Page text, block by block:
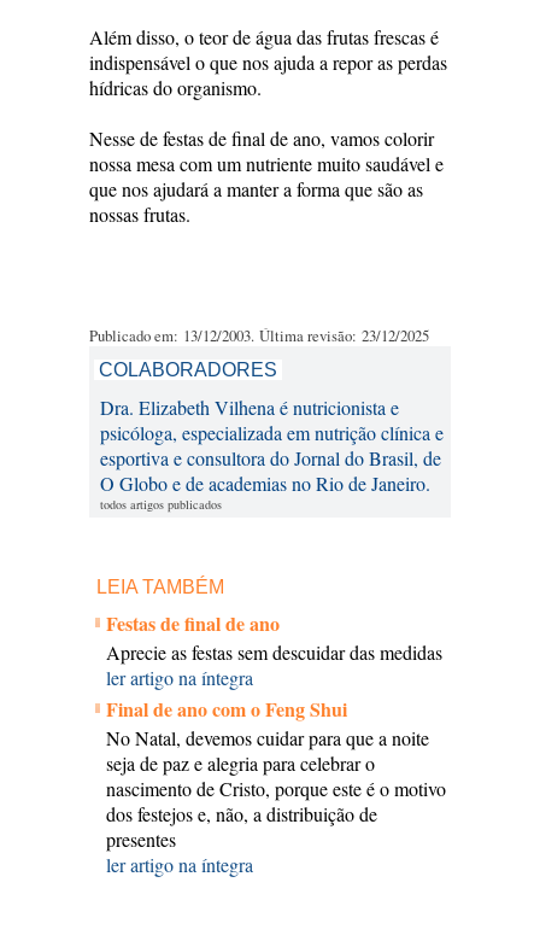
Além disso, o teor de água das frutas frescas é
indispensável o que nos ajuda a repor as perdas
hídricas do organismo.
Nesse de festas de final de ano, vamos colorir
nossa mesa com um nutriente muito saudável e
que nos ajudará a manter a forma que são as
nossas frutas.
Publicado em: 13/12/2003. Última revisão: 23/12/2025
COLABORADORES
Dra. Elizabeth Vilhena é nutricionista e
psicóloga, especializada em nutrição clínica e
esportiva e consultora do Jornal do Brasil, de
O Globo e de academias no Rio de Janeiro.
todos artigos publicados
LEIA TAMBÉM
Festas de final de ano
Aprecie as festas sem descuidar das medidas
ler artigo na íntegra
Final de ano com o Feng Shui
No Natal, devemos cuidar para que a noite
seja de paz e alegria para celebrar o
nascimento de Cristo, porque este é o motivo
dos festejos e, não, a distribuição de
presentes
ler artigo na íntegra